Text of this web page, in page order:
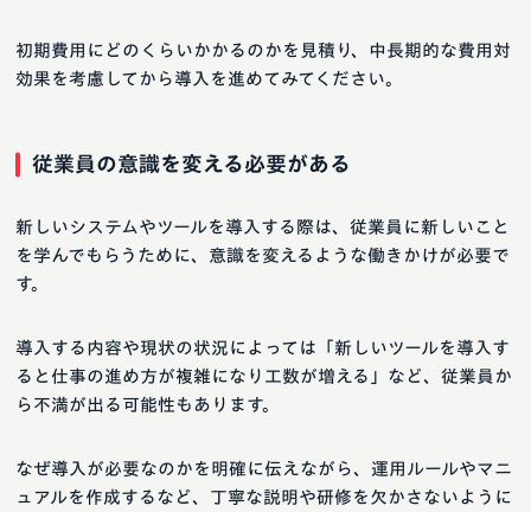
初期費用にどのくらいかかるのかを見積り、中長期的な費用対
効果を考慮してから導入を進めてみてください。
従業員の意識を変える必要がある
新しいシステムやツールを導入する際は、従業員に新しいこと
を学んでもらうために、意識を変えるような働きかけが必要で
す。
導入する内容や現状の状況によっては「新しいツールを導入す
ると仕事の進め方が複雑になり工数が増える」など、従業員か
ら不満が出る可能性もあります。
なぜ導入が必要なのかを明確に伝えながら、運用ルールやマニ
ュアルを作成するなど、丁寧な説明や研修を欠かさないように